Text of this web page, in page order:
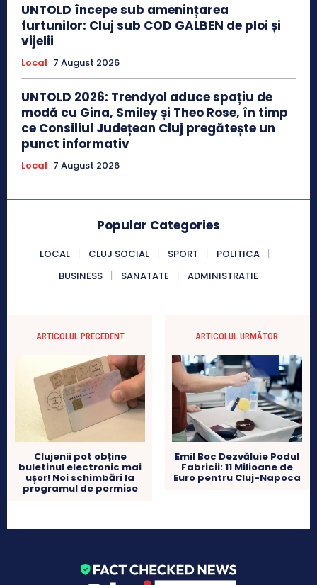
UNTOLD începe sub amenințarea
furtunilor: Cluj sub COD GALBEN de ploi și
vijelii
Local 7 August 2026
UNTOLD 2026: Trendyol aduce spațiu de
modă cu Gina, Smiley și Theo Rose, în timp
ce Consiliul Județean Cluj pregătește un
punct informativ
Local 7 August 2026
Popular Categories
LOCAL CLUJ SOCIAL SPORT
POLITICA
BUSINESS
SANATATE ADMINISTRATIE
ARTICOLUL PRECEDENT
Clujenii pot obține
buletinul electronic mai
ușor! Noi schimbări la
programul de permise
ARTICOLUL URMĂTOR
Emil Boc Dezvăluie Podul
Fabricii: 11 Milioane de
Euro pentru Cluj-Napoca